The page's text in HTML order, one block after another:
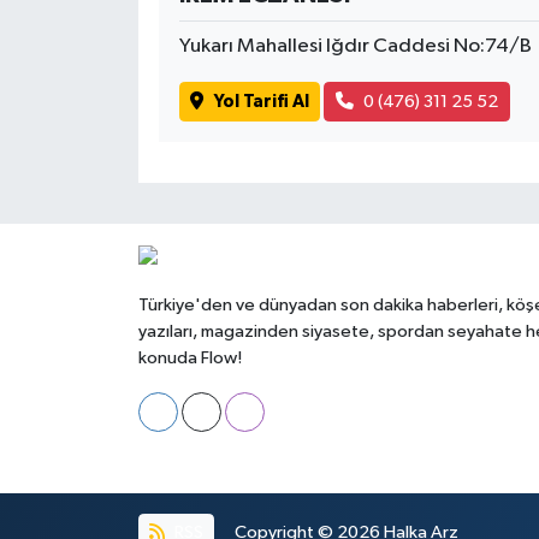
Yukarı Mahallesi Iğdır Caddesi No:74/B
Yol Tarifi Al 0 (476) 311 25 52
Türkiye'den ve dünyadan son dakika haberleri,
yazıları, magazinden siyasete, spordan seyahate
konuda Flow!
Copyright © 2026 Halka Arz